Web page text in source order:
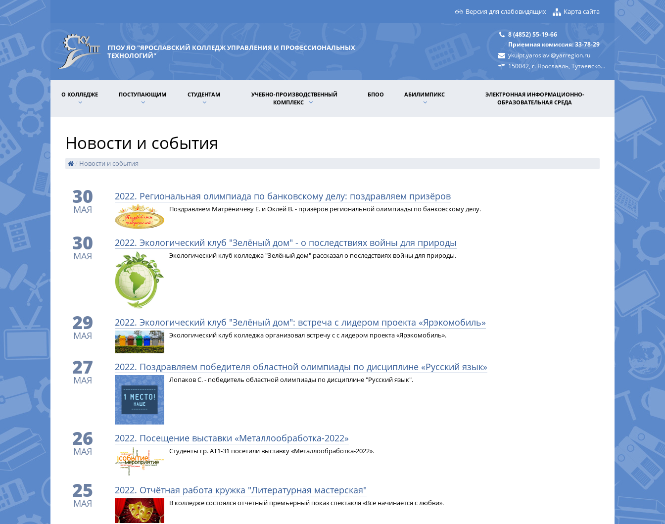
Версия для слабовидящих Карта сайта
ГПОУ ЯО "ЯРОСЛАВСКИЙ КОЛЛЕДЖ УПРАВЛЕНИЯ И ПРОФЕССИОНАЛЬНЫХ
ТЕХНОЛОГИЙ"
8 (4852) 55-19-66
Приемная комиссия: 33-78-29
ykuipt.yaroslavl@yarregion.ru
150042, г. Ярославль, Тутаевское шоссе, д. 31а
О КОЛЛЕДЖЕ ПОСТУПАЮЩИМ СТУДЕНТАМ
УЧЕБНО-ПРОИЗВОДСТВЕННЫЙ
КОМПЛЕКС
БПОО АБИЛИМПИКС
ЭЛЕКТРОННАЯ ИНФОРМАЦИОННО-
ОБРАЗОВАТЕЛЬНАЯ СРЕДА
Новости и события
/ Новости и события
30
МАЯ
2022. Региональная олимпиада по банковскому делу: поздравляем призёров
Поздравляем Матрёничеву Е. и Оклей В. - призёров региональной олимпиады по банковскому делу.
30
МАЯ
2022. Экологический клуб "Зелёный дом" - о последствиях войны для природы
Экологический клуб колледжа "Зелёный дом" рассказал о последствиях войны для природы.
29
МАЯ
2022. Экологический клуб "Зелёный дом": встреча с лидером проекта «Ярэкомобиль»
Экологический клуб колледжа организовал встречу с с лидером проекта «Ярэкомобиль».
27
МАЯ
2022. Поздравляем победителя областной олимпиады по дисциплине «Русский язык»
Лопаков С. - победитель областной олимпиады по дисциплине "Русский язык".
26
МАЯ
2022. Посещение выставки «Металлообработка-2022»
Студенты гр. АТ1-31 посетили выставку «Металлообработка-2022».
25
МАЯ
2022. Отчётная работа кружка "Литературная мастерская"
В колледже состоялся отчётный премьерный показ спектакля «Всё начинается с любви».